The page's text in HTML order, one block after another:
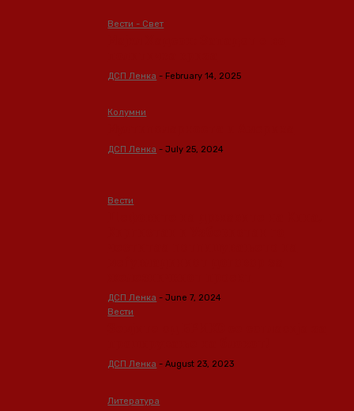
Вести - Свет
ДСП Ленка - February 14, 2025
Колумни
ДСП Ленка - July 25, 2024
Вести
ДСП Ленка - June 7, 2024
Вести
ДСП Ленка - August 23, 2023
Литература